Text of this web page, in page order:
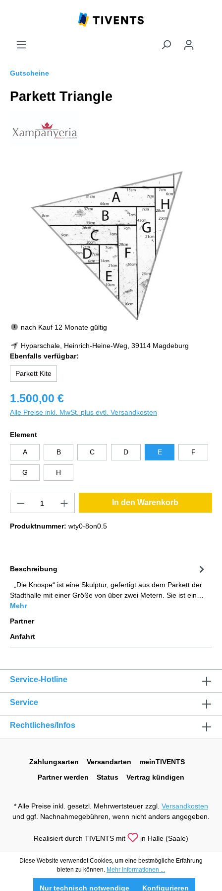
Gutscheine
Parkett Triangle
nach Kauf 12 Monate gültig
Hyparschale, Heinrich-Heine-Weg, 39114 Magdeburg
Ebenfalls verfügbar:
Parkett Kite
1.500,00 €
Alle Preise inkl. MwSt. plus evtl. Versandkosten
Element
A B C D E F
G H
In den Warenkorb
Produktnummer: wty0-8on0.5
Beschreibung
„Die Knospe“ ist eine Skulptur, gefertigt aus dem Parkett der
Stadthalle mit einer Größe von über zwei Metern. Sie ist ein…
Mehr
Partner
Anfahrt
Service-Hotline
Service
Rechtliches/Infos
Zahlungsarten Versandarten
meinTIVENTS
Partner werden
Status Vertrag kündigen
* Alle Preise inkl. gesetzl. Mehrwertsteuer zzgl. Versandkosten
und ggf. Nachnahmegebühren, wenn nicht anders angegeben.
Realisiert durch TIVENTS mit in Halle (Saale)
Diese Website verwendet Cookies, um eine bestmögliche Erfahrung
bieten zu können. Mehr Informationen ...
Nur technisch notwendige Konfigurieren